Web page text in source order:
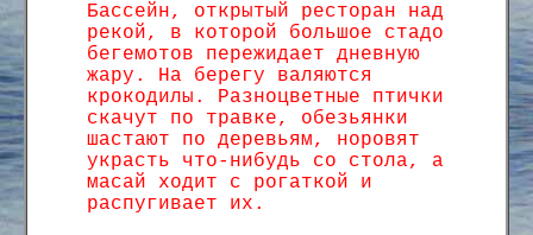
Бассейн, открытый ресторан над
рекой, в которой большое стадо
бегемотов пережидает дневную
жару. На берегу валяются
крокодилы. Разноцветные птички
скачут по травке, обезьянки
шастают по деревьям, норовят
украсть что-нибудь со стола, а
масай ходит с рогаткой и
распугивает их.